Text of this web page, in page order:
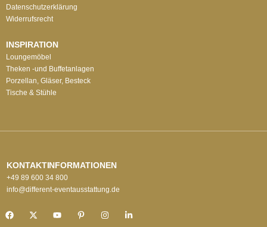
Datenschutzerklärung
Widerrufsrecht
INSPIRATION
Loungemöbel
Theken -und Buffetanlagen
Porzellan, Gläser, Besteck
Tische & Stühle
KONTAKTINFORMATIONEN
+49 89 600 34 800
info@different-eventausstattung.de